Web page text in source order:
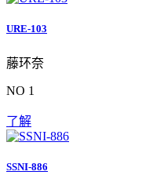
URE-103
藤环奈
NO 1
了解
SSNI-886